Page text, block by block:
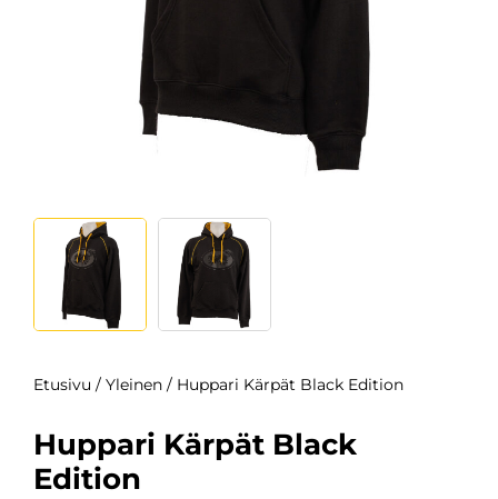
Etusivu / Yleinen / Huppari Kärpät Black Edition
Huppari Kärpät Black
Edition